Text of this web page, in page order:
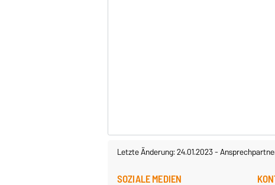
Letzte Änderung: 24.01.2023-
SOZIALE MEDIEN